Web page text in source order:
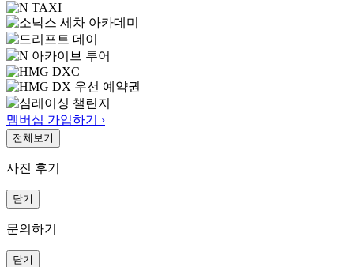
멤버십 가입하기 ›
전체보기
사진 후기
닫기
문의하기
닫기